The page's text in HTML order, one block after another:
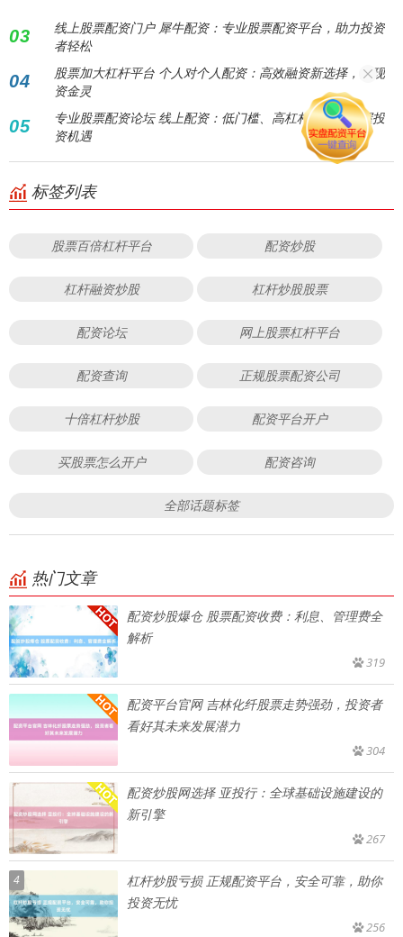
03
线上股票配资门户 犀牛配资：专业股票配资平台，助力投资
者轻松
04
股票加大杠杆平台 个人对个人配资：高效融资新选择，实现
资金灵
05
专业股票配资论坛 线上配资：低门槛、高杠杆，助您把握投
资机遇
标签列表
股票百倍杠杆平台 配资炒股
杠杆融资炒股 杠杆炒股股票
配资论坛 网上股票杠杆平台
配资查询 正规股票配资公司
十倍杠杆炒股 配资平台开户
买股票怎么开户 配资咨询
全部话题标签
热门文章
配资炒股爆仓 股票配资收费：利息、管理费全
解析
319
配资平台官网 吉林化纤股票走势强劲，投资者
看好其未来发展潜力
304
配资炒股网选择 亚投行：全球基础设施建设的
新引擎
267
4
杠杆炒股亏损 正规配资平台，安全可靠，助你
投资无忧
256